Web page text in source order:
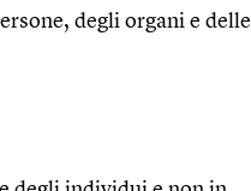
degli organi e delle